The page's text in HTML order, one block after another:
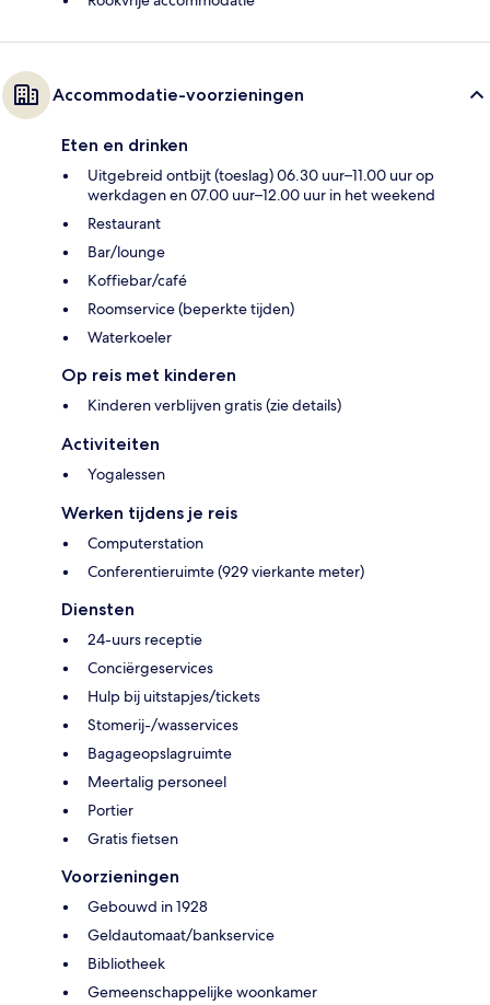
Accommodatie-voorzieningen
Eten en drinken
Uitgebreid ontbijt (toeslag) 06.30 uur–11.00 uur op
werkdagen en 07.00 uur–12.00 uur in het weekend
Restaurant
Bar/lounge
Koffiebar/café
Roomservice (beperkte tijden)
Waterkoeler
Op reis met kinderen
Kinderen verblijven gratis (zie details)
Activiteiten
Yogalessen
Werken tijdens je reis
Computerstation
Conferentieruimte (929 vierkante meter)
Diensten
24-uurs receptie
Conciërgeservices
Hulp bij uitstapjes/tickets
Stomerij-/wasservices
Bagageopslagruimte
Meertalig personeel
Portier
Gratis fietsen
Voorzieningen
Gebouwd in 1928
Geldautomaat/bankservice
Bibliotheek
Gemeenschappelijke woonkamer